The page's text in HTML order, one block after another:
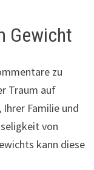
Gewicht
zu
Traum auf
Familie und
von
kann diese